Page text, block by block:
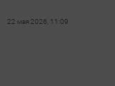
22 мая 2026, 11:09